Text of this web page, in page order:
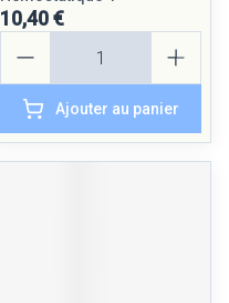
10,40 €
Ajouter au panier